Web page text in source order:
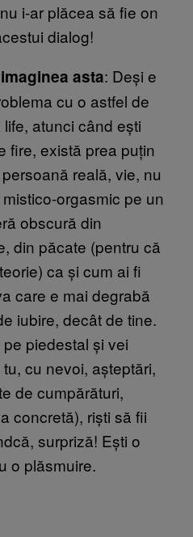
i-ar plăcea să fie on
dialog!
asta: Deși e
cu o astfel de
atunci când ești
fire, există prea puțin
reală, vie, nu
orgasmic pe un
obscură din
din păcate (pentru că
ca și cum ai fi
care e mai degrabă
iubire, decât de tine.
piedestal și vei
cu nevoi, așteptări,
de cumpărături,
concretă), riști să fii
surpriză! Ești o
o plăsmuire.